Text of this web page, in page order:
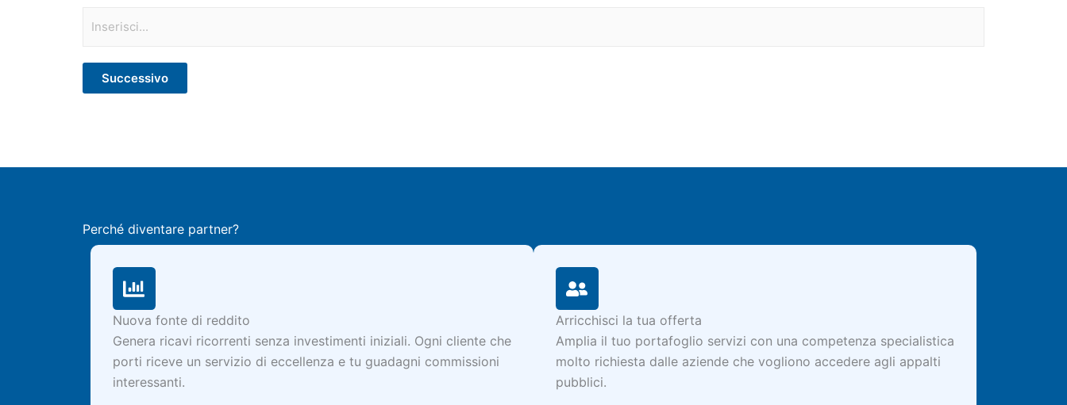
Successivo
Perché diventare partner?
Nuova fonte di reddito
Genera ricavi ricorrenti senza investimenti iniziali. Ogni cliente che
porti riceve un servizio di eccellenza e tu guadagni commissioni
interessanti.
Arricchisci la tua offerta
Amplia il tuo portafoglio servizi con una competenza specialistica
molto richiesta dalle aziende che vogliono accedere agli appalti
pubblici.